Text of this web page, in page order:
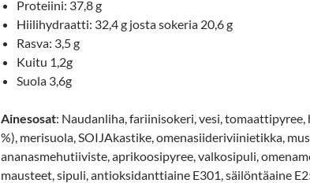
Proteiini: 37,8 g
Hiilihydraatti: 32,4 g josta sokeria 20,6 g
Rasva: 3,5 g
Kuitu 1,2g
Suola 3,6g
Ainesosat: Naudanliha, fariinisokeri, vesi, tomaattipyree,
%), merisuola, SOIJAkastike, omenasiideriviinietikka,
ananasmehutiiviste, aprikoosipyree, valkosipuli,
mausteet, sipuli, antioksidanttiaine E301, säilöntäaine